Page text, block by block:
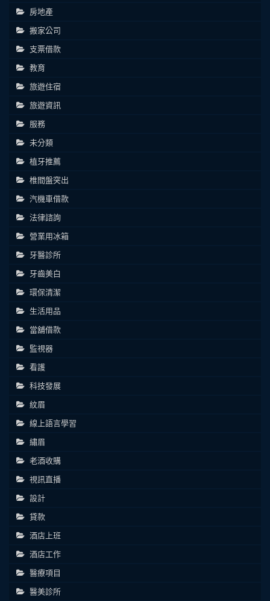
房地產
搬家公司
支票借款
教育
旅遊住宿
旅遊資訊
服務
未分類
植牙推薦
椎間盤突出
汽機車借款
法律諮詢
營業用冰箱
牙醫診所
牙齒美白
環保清潔
生活用品
當舖借款
監視器
看護
科技發展
紋眉
線上語言學習
繡眉
老酒收購
視訊直播
設計
貸款
酒店上班
酒店工作
醫療項目
醫美診所